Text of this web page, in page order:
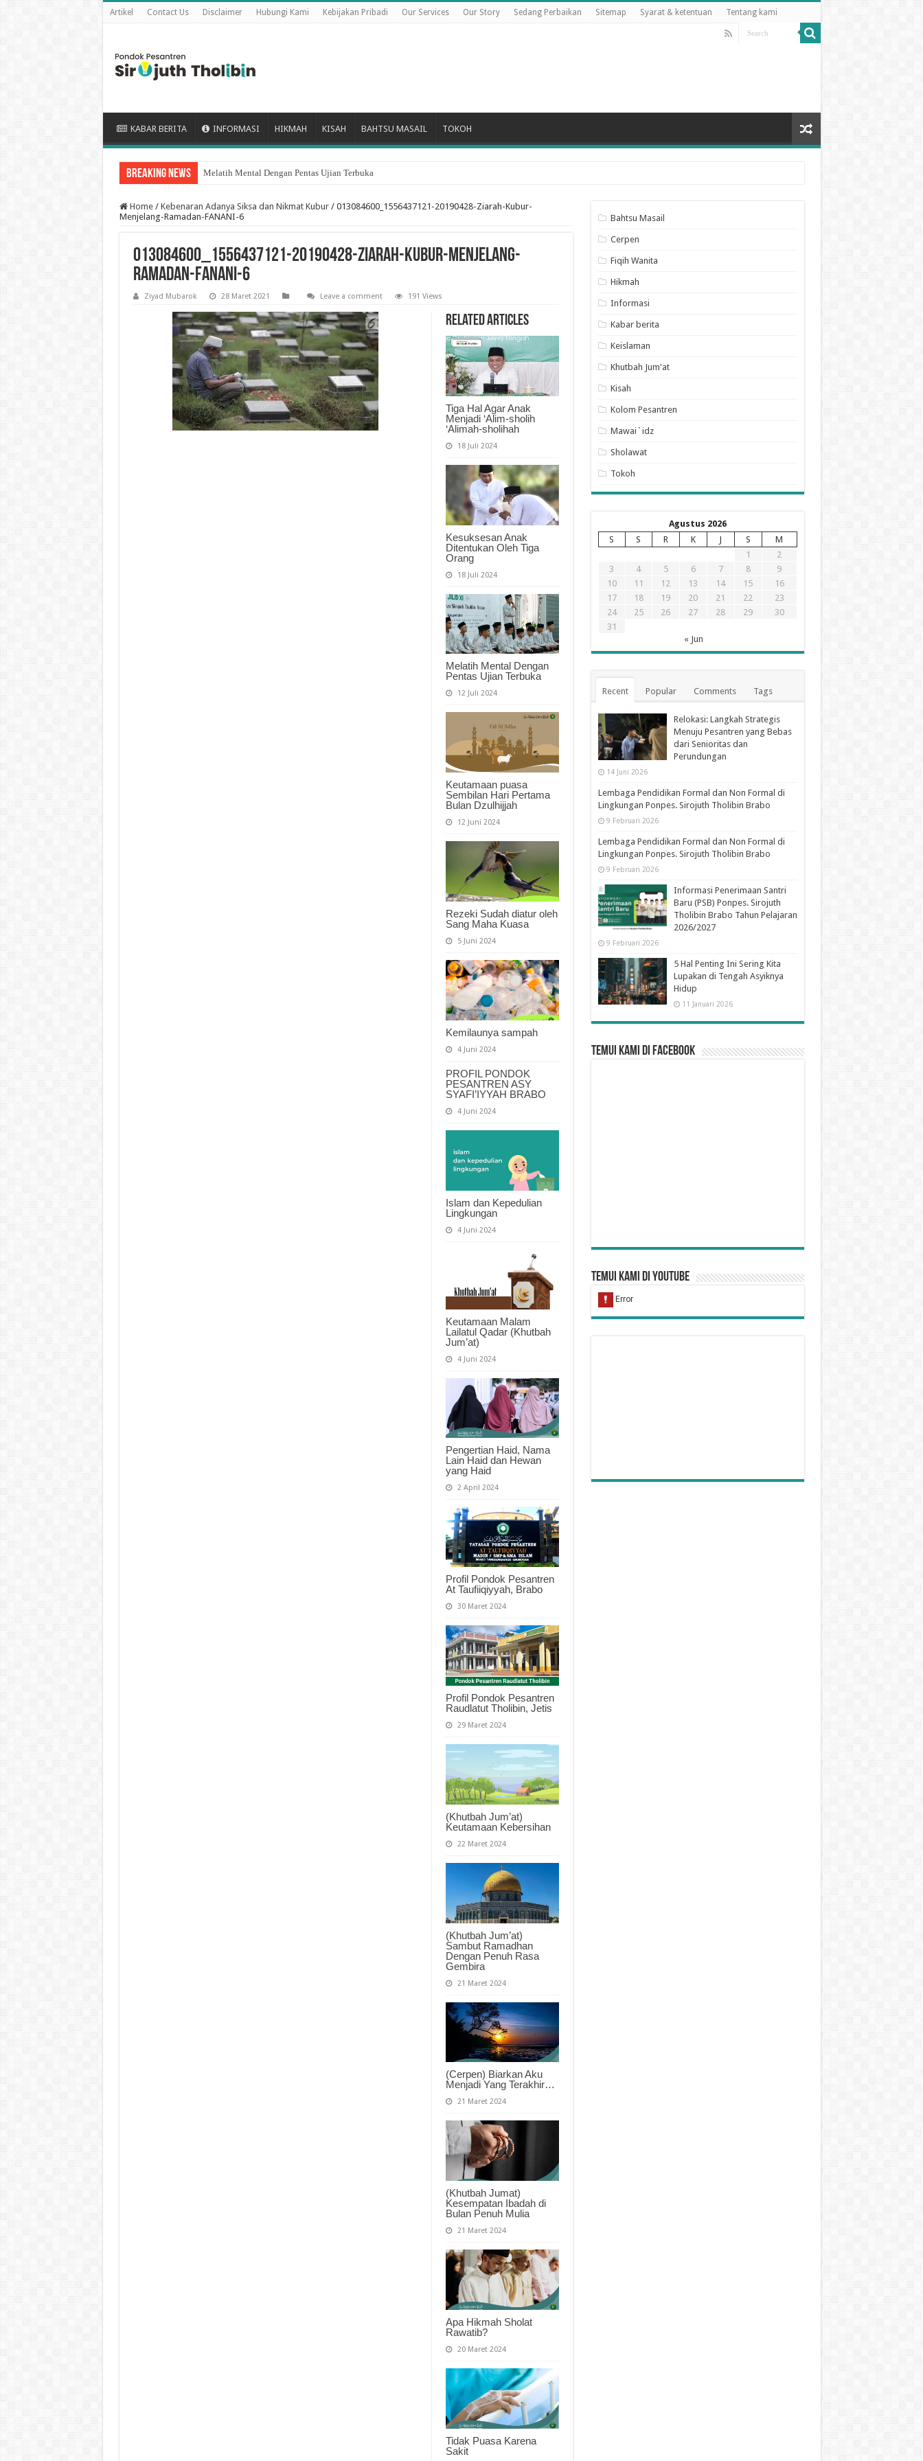
Artikel Contact Us Disclaimer Hubungi Kami Kebijakan Pribadi Our Services Our Story Sedang Perbaikan Sitemap Syarat & ketentuan Tentang kami
KABAR BERITA INFORMASI HIKMAH KISAH BAHTSU MASAIL TOKOH
Breaking News Keutamaan puasa Sembilan Hari Pertama Bulan Dzulhijjah
Home / Kebenaran Adanya Siksa dan Nikmat Kubur / 013084600_1556437121-20190428-Ziarah-Kubur-
Menjelang-Ramadan-FANANI-6
013084600_1556437121-20190428-Ziarah-Kubur-Menjelang-
Ramadan-FANANI-6
Ziyad Mubarok 28 Maret 2021 Leave a comment 191 Views
Related Articles
Tiga Hal Agar Anak
Menjadi ‘Alim-sholih
‘Alimah-sholihah
18 Juli 2024
Kesuksesan Anak
Ditentukan Oleh Tiga
Orang
18 Juli 2024
Melatih Mental Dengan
Pentas Ujian Terbuka
12 Juli 2024
Keutamaan puasa
Sembilan Hari Pertama
Bulan Dzulhijjah
12 Juni 2024
Rezeki Sudah diatur oleh
Sang Maha Kuasa
5 Juni 2024
Kemilaunya sampah
4 Juni 2024
PROFIL PONDOK
PESANTREN ASY
SYAFI’IYYAH BRABO
4 Juni 2024
Islam dan Kepedulian
Lingkungan
4 Juni 2024
Keutamaan Malam
Lailatul Qadar (Khutbah
Jum’at)
4 Juni 2024
Pengertian Haid, Nama
Lain Haid dan Hewan
yang Haid
2 April 2024
Profil Pondok Pesantren
At Taufiiqiyyah, Brabo
30 Maret 2024
Profil Pondok Pesantren
Raudlatut Tholibin, Jetis
29 Maret 2024
(Khutbah Jum’at)
Keutamaan Kebersihan
22 Maret 2024
(Khutbah Jum’at)
Sambut Ramadhan
Dengan Penuh Rasa
Gembira
21 Maret 2024
(Cerpen) Biarkan Aku
Menjadi Yang Terakhir…
21 Maret 2024
(Khutbah Jumat)
Kesempatan Ibadah di
Bulan Penuh Mulia
21 Maret 2024
Apa Hikmah Sholat
Rawatib?
20 Maret 2024
Tidak Puasa Karena
Sakit
Bahtsu Masail
Cerpen
Fiqih Wanita
Hikmah
Informasi
Kabar berita
Keislaman
Khutbah Jum'at
Kisah
Kolom Pesantren
Mawai`idz
Sholawat
Tokoh
Agustus 2026
S
S R K J S
M
1
2
3
4 5 6 7 8
9
10
11 12 13 14 15
16
17
18 19 20 21 22
23
24
25 26 27 28 29
30
31
« Jun
Recent Popular Comments Tags
Relokasi: Langkah Strategis
Menuju Pesantren yang Bebas
dari Senioritas dan
Perundungan
14 Juni 2026
Lembaga Pendidikan Formal dan Non Formal di
Lingkungan Ponpes. Sirojuth Tholibin Brabo
9 Februari 2026
Lembaga Pendidikan Formal dan Non Formal di
Lingkungan Ponpes. Sirojuth Tholibin Brabo
9 Februari 2026
Informasi Penerimaan Santri
Baru (PSB) Ponpes. Sirojuth
Tholibin Brabo Tahun Pelajaran
2026/2027
9 Februari 2026
5 Hal Penting Ini Sering Kita
Lupakan di Tengah Asyiknya
Hidup
11 Januari 2026
Temui Kami di Facebook
Temui Kami di YouTube